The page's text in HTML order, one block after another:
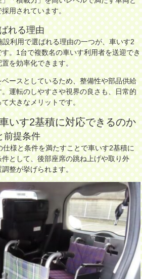
用されています。
れる理由
利用で選ばれる理由の一つが、車いす2
。1台で複数名の車いす利用者を送迎でき
を効率化できます。
ースとしているため、整備性や部品供給
運転のしやすさや視界の良さも、日常的
大きなメリットです。
いす2基積に対応できるのか
前提条件
様と条件を満たすことで車いす2基積に
として、後部座席の跳ね上げや取り外
整が挙げられます。